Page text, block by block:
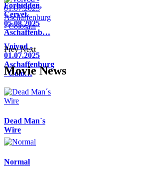
Forbidden,
Cervet,
05.08.2025
Aschaffenb…
Voivod -
01.07.2025
Aschaffenburg
- Colo…
Prev Next
Movie News
Dead Man´s
Wire
Normal